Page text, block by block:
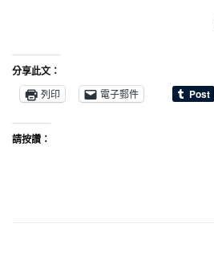
分享此文：
列印
電子郵件
請按讚：